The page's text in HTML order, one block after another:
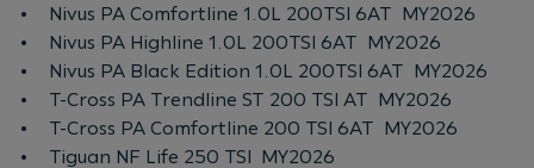
• Nivus PA Comfortline 1.0L 200TSI 6AT MY2026
• Nivus PA Highline 1.0L 200TSI 6AT MY2026
• Nivus PA Black Edition 1.0L 200TSI 6AT MY2026
• T-Cross PA Trendline ST 200 TSI AT MY2026
• T-Cross PA Comfortline 200 TSI 6AT MY2026
• Tiguan NF Life 250 TSI MY2026